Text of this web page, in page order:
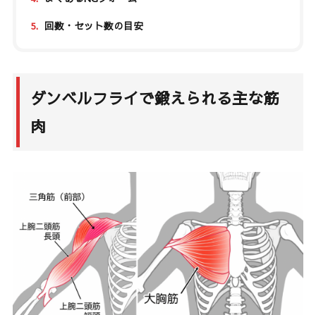
5. 回数・セット数の目安
ダンベルフライで鍛えられる主な筋
肉